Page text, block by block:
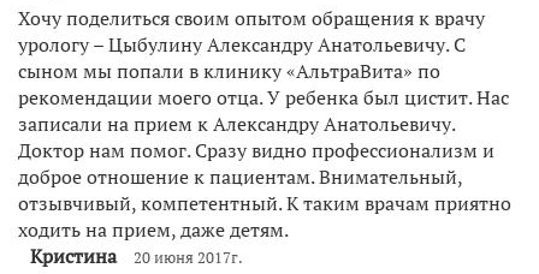
Хочу поделиться своим опытом обращения к врачу
урологу – Цыбулину Александру Анатольевичу. С
сыном мы попали в клинику «АльтраВита» по
рекомендации моего отца. У ребенка был цистит. Нас
записали на прием к Александру Анатольевичу.
Доктор нам помог. Сразу видно профессионализм и
доброе отношение к пациентам. Внимательный,
отзывчивый, компетентный. К таким врачам приятно
ходить на прием, даже детям.
Кристина
20 июня 2017г.